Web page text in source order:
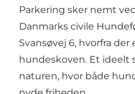
Parkering sker nemt
Danmarks civile
Svansøvej 6, hvorfra
hundeskoven. Et ideelt
naturen, hvor både